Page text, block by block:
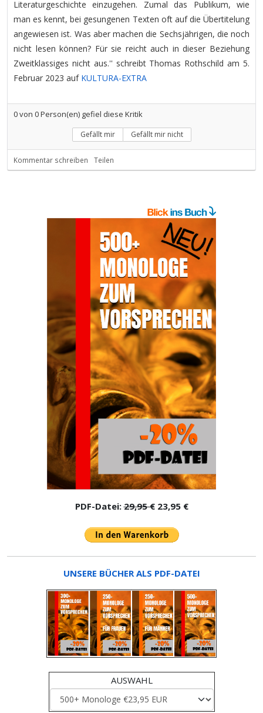
Literaturgeschichte einzugehen. Zumal das Publikum, wie
man es kennt, bei gesungenen Texten oft auf die Übertitelung
angewiesen ist. Was aber machen die Sechsjährigen, die noch
nicht lesen können? Für sie reicht auch in dieser Beziehung
Zweitklassiges nicht aus.'' schreibt Thomas Rothschild am 5.
Februar 2023 auf KULTURA-EXTRA
0von 0Person(en) gefiel diese Kritik
Gefällt mir Gefällt mir nicht
Kommentar schreiben Teilen
PDF-Datei:29,95 €23,95 €
UNSERE BÜCHER ALS PDF-DATEI
AUSWAHL